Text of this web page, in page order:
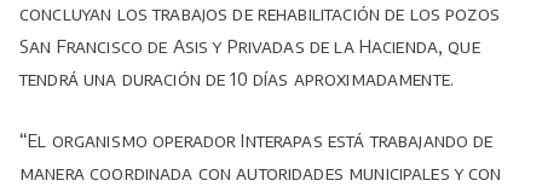
concluyan los trabajos de rehabilitación de los pozos
San Francisco de Asis y Privadas de la Hacienda, que
tendrá una duración de 10 días aproximadamente.
“El organismo operador Interapas está trabajando de
manera coordinada con autoridades municipales y con